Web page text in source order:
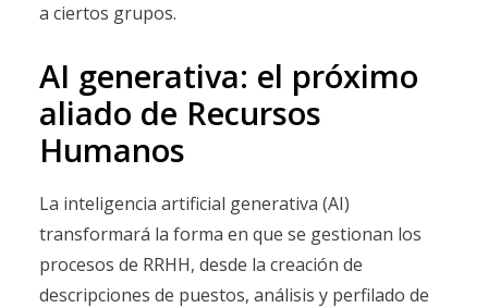
a ciertos grupos.
AI generativa: el próximo
aliado de Recursos
Humanos
La inteligencia artificial generativa (AI)
transformará la forma en que se gestionan los
procesos de RRHH, desde la creación de
descripciones de puestos, análisis y perfilado de